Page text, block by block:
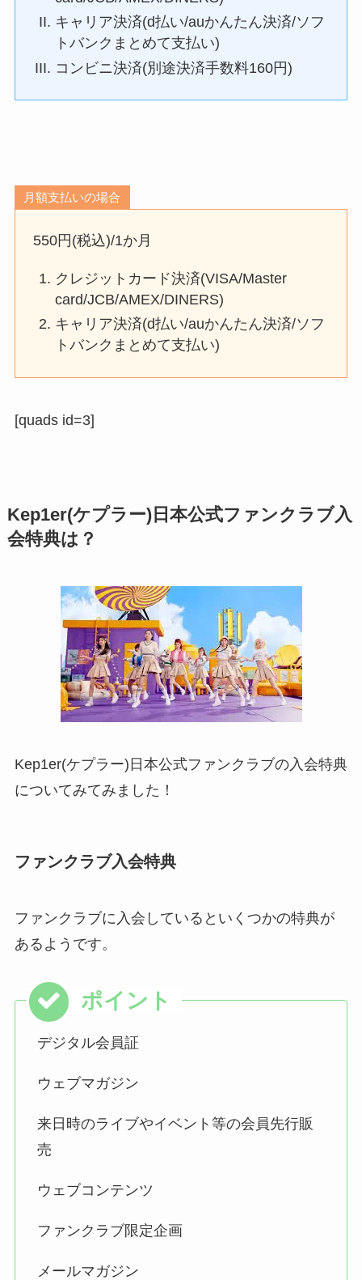
キャリア決済(d払い/auかんたん決済/ソフ
トバンクまとめて支払い)
コンビニ決済(別途決済手数料160円)
月額支払いの場合
550円(税込)/1か月
クレジットカード決済(VISA/Master
card/JCB/AMEX/DINERS)
キャリア決済(d払い/auかんたん決済/ソフ
トバンクまとめて支払い)
[quads id=3]
Kep1er(ケプラー)日本公式ファンクラブ入
会特典は？
Kep1er(ケプラー)日本公式ファンクラブの入会特典
についてみてみました！
ファンクラブ入会特典
ファンクラブに入会しているといくつかの特典が
あるようです。
デジタル会員証
ウェブマガジン
来日時のライブやイベント等の会員先行販
売
ウェブコンテンツ
ファンクラブ限定企画
メールマガジン